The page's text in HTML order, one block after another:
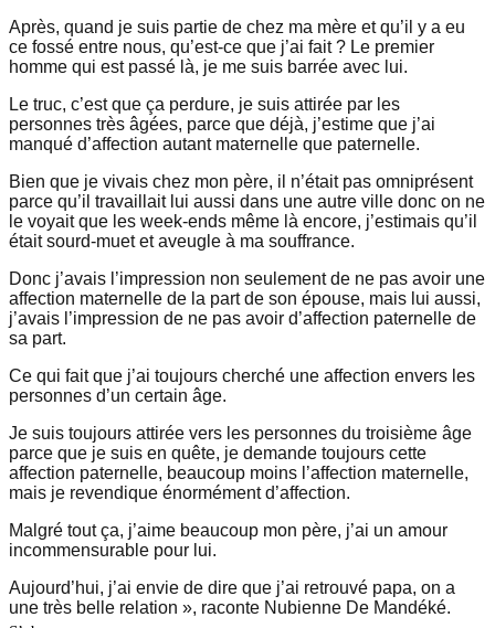
Après, quand je suis partie de chez ma mère et qu’il y a eu
ce fossé entre nous, qu’est-ce que j’ai fait ? Le premier
homme qui est passé là, je me suis barrée avec lui.
Le truc, c’est que ça perdure, je suis attirée par les
personnes très âgées, parce que déjà, j’estime que j’ai
manqué d’affection autant maternelle que paternelle.
Bien que je vivais chez mon père, il n’était pas omniprésent
parce qu’il travaillait lui aussi dans une autre ville donc on ne
le voyait que les week-ends même là encore, j’estimais qu’il
était sourd-muet et aveugle à ma souffrance.
Donc j’avais l’impression non seulement de ne pas avoir une
affection maternelle de la part de son épouse, mais lui aussi,
j’avais l’impression de ne pas avoir d’affection paternelle de
sa part.
Ce qui fait que j’ai toujours cherché une affection envers les
personnes d’un certain âge.
Je suis toujours attirée vers les personnes du troisième âge
parce que je suis en quête, je demande toujours cette
affection paternelle, beaucoup moins l’affection maternelle,
mais je revendique énormément d’affection.
Malgré tout ça, j’aime beaucoup mon père, j’ai un amour
incommensurable pour lui.
Aujourd’hui, j’ai envie de dire que j’ai retrouvé papa, on a
une très belle relation », raconte Nubienne De Mandéké.